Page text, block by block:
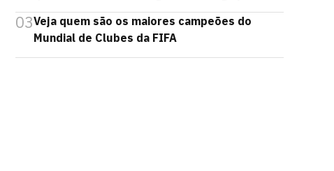
03Veja quem são os maiores campeões do
Mundial de Clubes da FIFA